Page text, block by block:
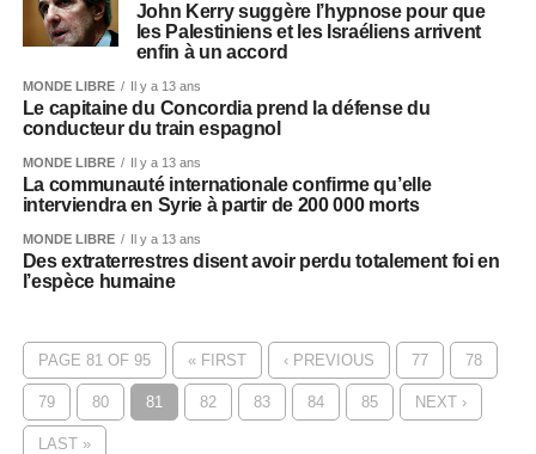
John Kerry suggère l’hypnose pour que
les Palestiniens et les Israéliens arrivent
enfin à un accord
MONDE LIBRE Il y a 13 ans
Le capitaine du Concordia prend la défense du
conducteur du train espagnol
MONDE LIBRE Il y a 13 ans
La communauté internationale confirme qu’elle
interviendra en Syrie à partir de 200 000 morts
MONDE LIBRE Il y a 13 ans
Des extraterrestres disent avoir perdu totalement foi en
l’espèce humaine
PAGE 81 OF 95 « FIRST ‹ PREVIOUS 77 78
79 80 81 82 83 84 85 NEXT ›
LAST »